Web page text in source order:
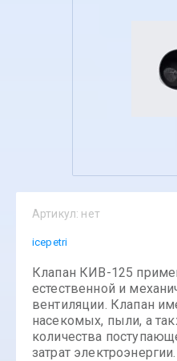
Артикул: нет
icepetri
Клапан КИВ-125
естественной и
вентиляции. Клапан
насекомых, пыли, а
количества
затрат электроэнергии.